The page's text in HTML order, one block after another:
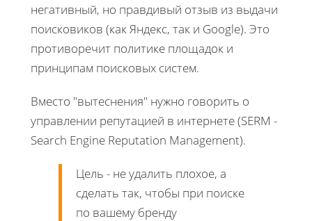
негативный, но правдивый отзыв из выдачи
поисковиков (как Яндекс, так и Google). Это
противоречит политике площадок и
принципам поисковых систем.
Вместо "вытеснения" нужно говорить о
управлении репутацией в интернете (SERM -
Search Engine Reputation Management).
Цель - не удалить плохое, а
сделать так, чтобы при поиске
по вашему бренду